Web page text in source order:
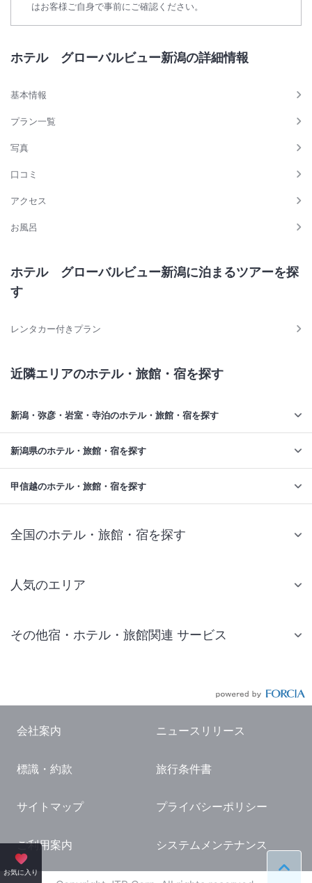
はお客様ご自身で事前にご確認ください。
お気に入り ペー
ホテル グローバルビュー新潟の詳細情報
基本情報
プラン一覧
写真
口コミ
アクセス
お風呂
ホテル グローバルビュー新潟に泊まるツアーを探
す
レンタカー付きプラン
近隣エリアのホテル・旅館・宿を探す
新潟・弥彦・岩室・寺泊のホテル・旅館・宿を探す
新潟県のホテル・旅館・宿を探す
甲信越のホテル・旅館・宿を探す
全国のホテル・旅館・宿を探す
人気のエリア
仙台 ホテル
東京ドーム ホテル
横浜 ホテル
熱海 ホテル
京都 ホテル
その他宿・ホテル・旅館関連 サービス
国内観光ガイド
旅行・観光情報
会社案内 ニュースリリース
標識・約款 旅行条件書
サイトマップ プライバシーポリシー
ご利用案内 システムメンテナンス